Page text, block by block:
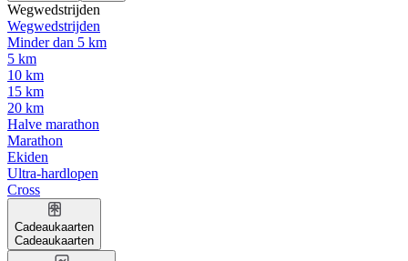
Wegwedstrijden
Wegwedstrijden
Minder dan 5 km
5 km
10 km
15 km
20 km
Halve marathon
Marathon
Ekiden
Ultra-hardlopen
Cross
Cadeaukaarten
Cadeaukaarten